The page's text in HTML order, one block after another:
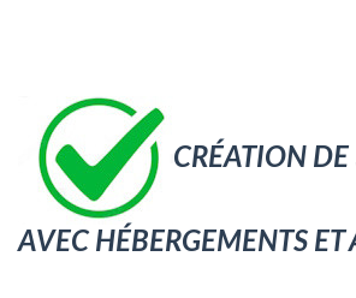
CRÉATION DE
AVEC HÉBERGEMENTS ET